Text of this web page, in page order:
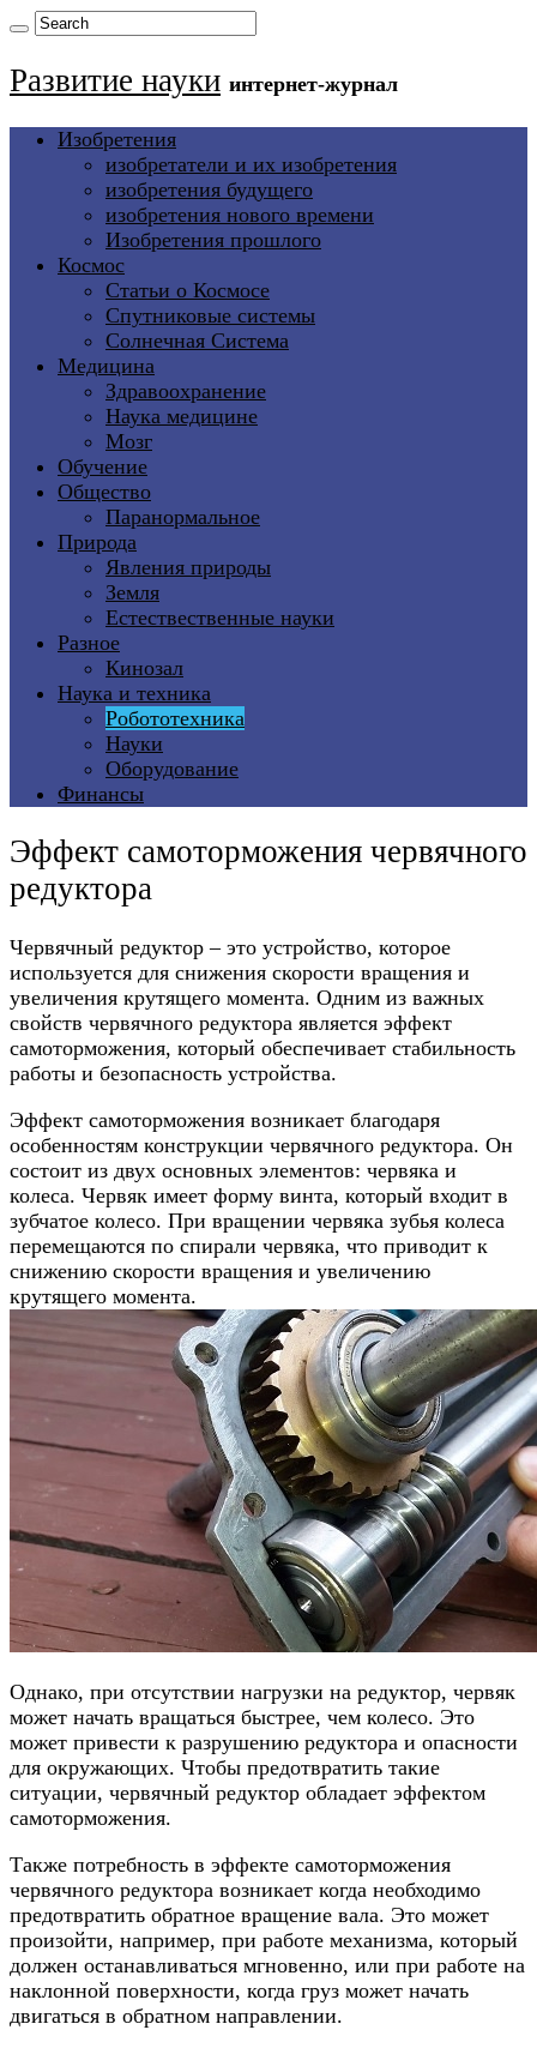
Развитие науки интернет-журнал
Изобретения
изобретатели и их изобретения
изобретения будущего
изобретения нового времени
Изобретения прошлого
Космос
Статьи о Космосе
Спутниковые системы
Солнечная Система
Медицина
Здравоохранение
Наука медицине
Мозг
Обучение
Общество
Паранормальное
Природа
Явления природы
Земля
Естествественные науки
Разное
Кинозал
Наука и техника
Робототехника
Науки
Оборудование
Финансы
Эффект самоторможения червячного
редуктора
Червячный редуктор – это устройство, которое
используется для снижения скорости вращения и
увеличения крутящего момента. Одним из важных
свойств червячного редуктора является эффект
самоторможения, который обеспечивает стабильность
работы и безопасность устройства.
Эффект самоторможения возникает благодаря
особенностям конструкции червячного редуктора. Он
состоит из двух основных элементов: червяка и
колеса. Червяк имеет форму винта, который входит в
зубчатое колесо. При вращении червяка зубья колеса
перемещаются по спирали червяка, что приводит к
снижению скорости вращения и увеличению
крутящего момента.
Однако, при отсутствии нагрузки на редуктор, червяк
может начать вращаться быстрее, чем колесо. Это
может привести к разрушению редуктора и опасности
для окружающих. Чтобы предотвратить такие
ситуации, червячный редуктор обладает эффектом
самоторможения.
Также потребность в эффекте самоторможения
червячного редуктора возникает когда необходимо
предотвратить обратное вращение вала. Это может
произойти, например, при работе механизма, который
должен останавливаться мгновенно, или при работе на
наклонной поверхности, когда груз может начать
двигаться в обратном направлении.